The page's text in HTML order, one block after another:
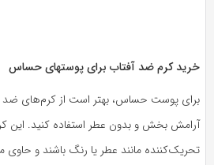
کرم ضد آفتاب برای پوستهای حساس
پوست حساس، بهتر است از کرم‌های ضد
بخش و بدون عطر استفاده کنید. این کرم‌ها
مانند عطر یا رنگ باشند و حاوی